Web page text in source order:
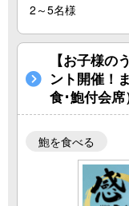
2～5名様
【お子様の
ント開催！
食･鮑付会
鮑を食べる